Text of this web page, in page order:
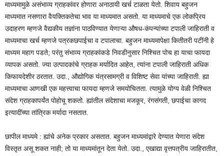
माध्यमामुळे असंभाव्य ग्राहकांवर होणारा अनाठायी खर्च टाळता येतो. शिवाय बहुजन
माध्यमात नसणारा वैयक्तिकतेचा भाव या माध्यमात असतो. या माध्यमाचे एक लोकप्रिय
उदाहरण म्हणजे वैद्यकीय तज्ञांना पाठविण्यात येणाऱ्या औषध-कंपन्यांच्या टपाली जाहिराती व
माध्यमाचा खर्च म्हणजे पत्रकछपाईचा व टपालाचा. बहुजन माध्यमापेक्षा कितीतरी पटींनी हे
माध्यम महाग पडते; परंतु संभाव्य ग्राहकांकडे निवडीनुसार निश्चित पोच हा याचा फायदा
व्यापक असतो. ज्या उत्पादकांचे ग्राहक मर्यादित आहेत, त्यांना टपाली जाहिराती अधिक
किफायदेशीर ठरतात. उदा., औद्योगिक यंत्रसामग्री व विशिष्ट सेवा यांच्या जाहिराती. ह्या
माध्यमाचा आणखी एक महत्त्वाचा फायदा म्हणजे समयोचितता. त्यामुळे योग्य वेळी निश्चित
संदेश ग्राहकापर्यंत पोहोचू शकतो. ह्यांतील संदेशाचा मजकूर, रंगसंगती, छपाईचा कागद
इत्यादींच्या तांत्रिक मर्यादा नसतात.
छापील माध्यमे : ह्यांचे अनेक प्रकार असतात. बहुजन माध्यमांद्वारे देण्यात येणारा संदेश
विस्तृत असू शकत नाही; तो या माध्यमांतून देता येतो. उदा., एखाद्या वृत्तपत्रीय जाहिरातीत,